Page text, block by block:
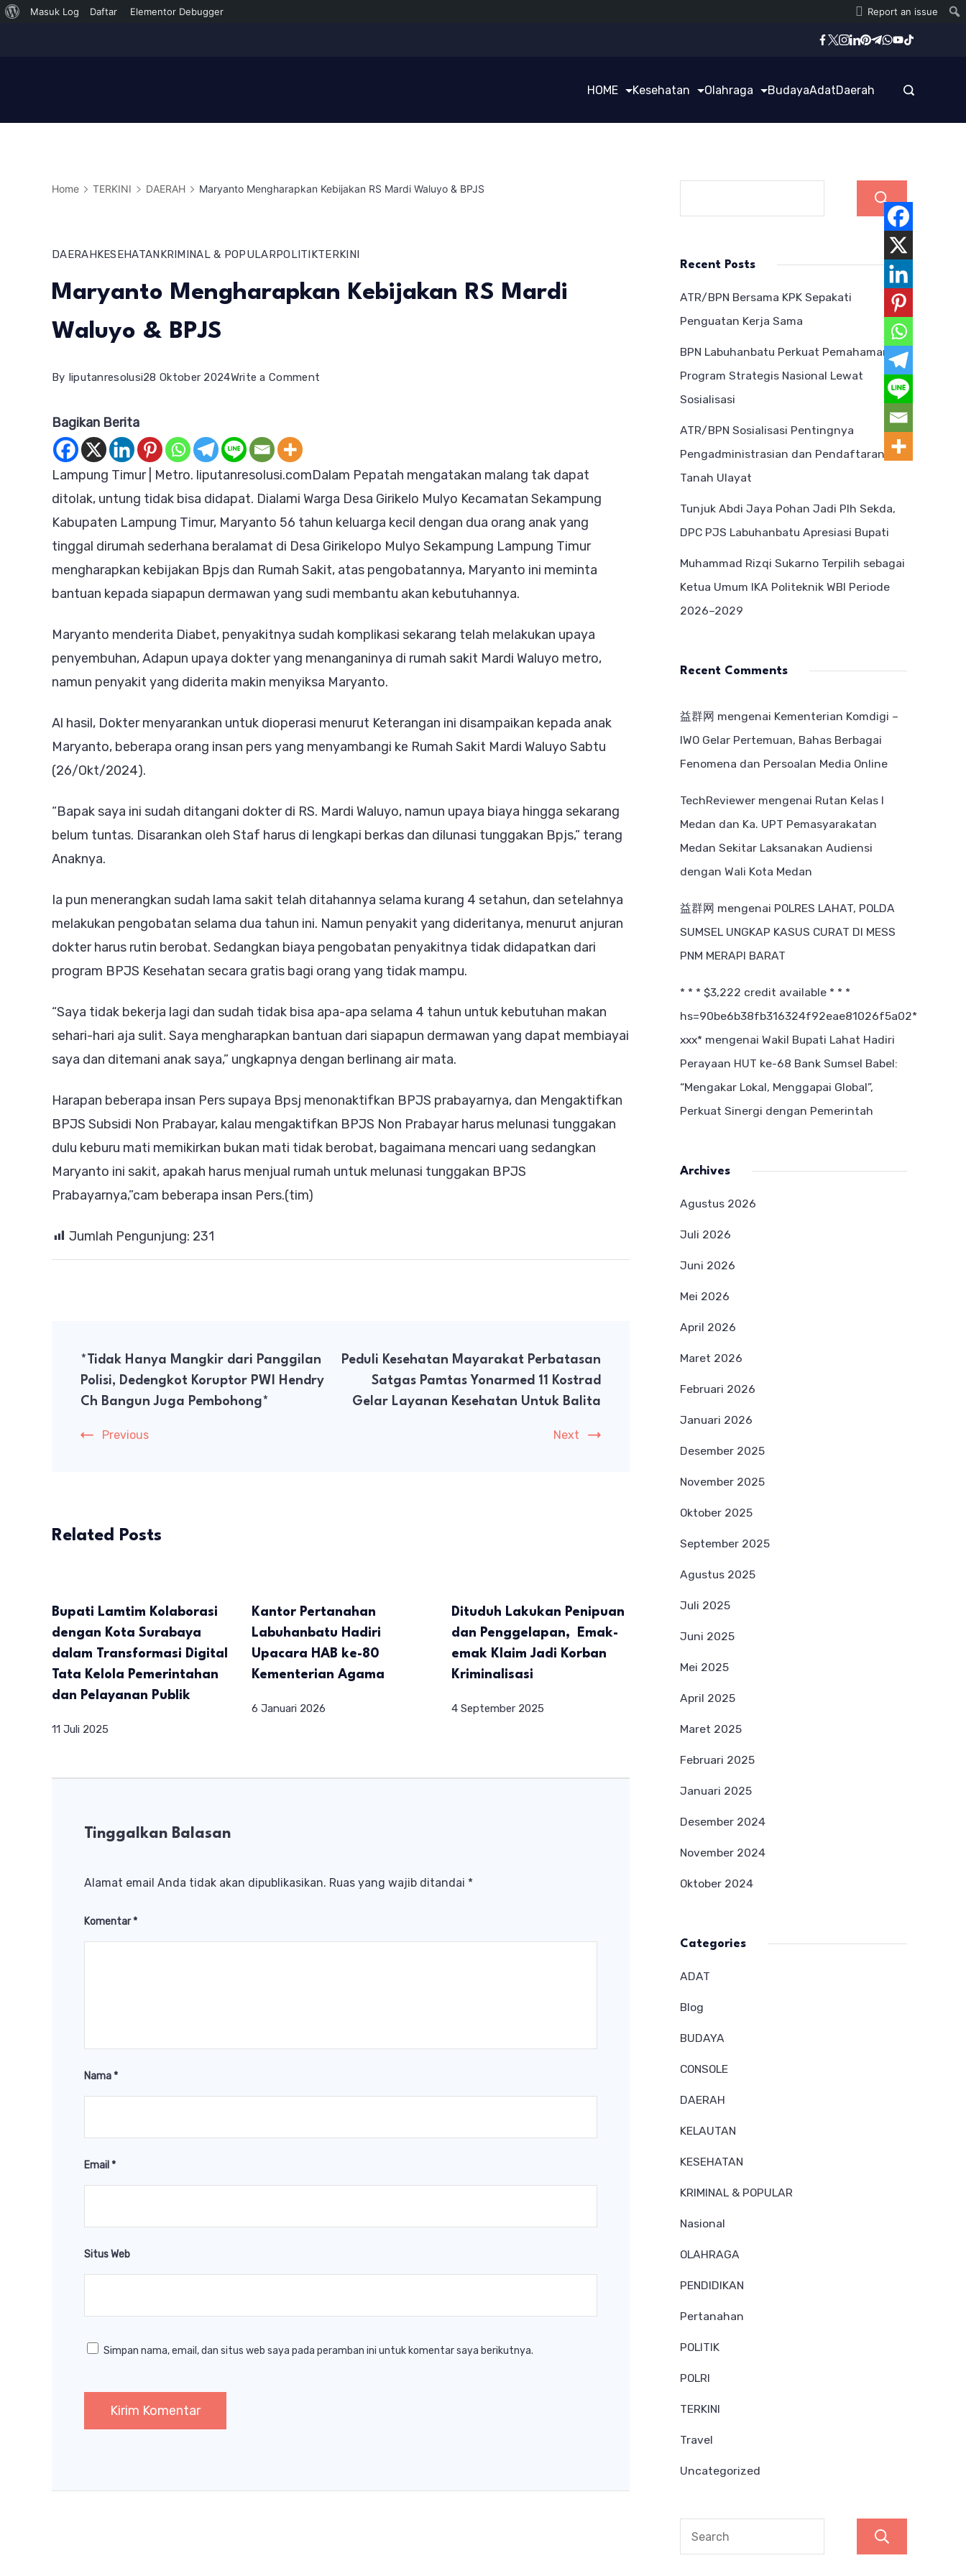
Tentang
Masuk Log Daftar Elementor Debugger Report an issue
HOME Kesehatan Olahraga BudayaAdatDaerah
Home TERKINI DAERAH Maryanto Mengharapkan Kebijakan RS Mardi Waluyo & BPJS
DAERAHKESEHATANKRIMINAL & POPULARPOLITIKTERKINI
Maryanto Mengharapkan Kebijakan RS Mardi
Waluyo & BPJS
By liputanresolusi28 Oktober 2024Write a Comment
RS
Mardi
Waluyo
&
BPJS
Bagikan Berita
Lampung Timur | Metro. liputanresolusi.comDalam Pepatah mengatakan malang tak dapat
ditolak, untung tidak bisa didapat. Dialami Warga Desa Girikelo Mulyo Kecamatan Sekampung
Kabupaten Lampung Timur, Maryanto 56 tahun keluarga kecil dengan dua orang anak yang
tinggal dirumah sederhana beralamat di Desa Girikelopo Mulyo Sekampung Lampung Timur
mengharapkan kebijakan Bpjs dan Rumah Sakit, atas pengobatannya, Maryanto ini meminta
bantuan kepada siapapun dermawan yang sudi membantu akan kebutuhannya.
Maryanto menderita Diabet, penyakitnya sudah komplikasi sekarang telah melakukan upaya
penyembuhan, Adapun upaya dokter yang menanganinya di rumah sakit Mardi Waluyo metro,
namun penyakit yang diderita makin menyiksa Maryanto.
Al hasil, Dokter menyarankan untuk dioperasi menurut Keterangan ini disampaikan kepada anak
Maryanto, beberapa orang insan pers yang menyambangi ke Rumah Sakit Mardi Waluyo Sabtu
(26/Okt/2024).
“Bapak saya ini sudah ditangani dokter di RS. Mardi Waluyo, namun upaya biaya hingga sekarang
belum tuntas. Disarankan oleh Staf harus di lengkapi berkas dan dilunasi tunggakan Bpjs,” terang
Anaknya.
Ia pun menerangkan sudah lama sakit telah ditahannya selama kurang 4 setahun, dan setelahnya
melakukan pengobatan selama dua tahun ini. Namun penyakit yang dideritanya, menurut anjuran
dokter harus rutin berobat. Sedangkan biaya pengobatan penyakitnya tidak didapatkan dari
program BPJS Kesehatan secara gratis bagi orang yang tidak mampu.
“Saya tidak bekerja lagi dan sudah tidak bisa apa-apa selama 4 tahun untuk kebutuhan makan
sehari-hari aja sulit. Saya mengharapkan bantuan dari siapapun dermawan yang dapat membiayai
saya dan ditemani anak saya,” ungkapnya dengan berlinang air mata.
Harapan beberapa insan Pers supaya Bpsj menonaktifkan BPJS prabayarnya, dan Mengaktifkan
BPJS Subsidi Non Prabayar, kalau mengaktifkan BPJS Non Prabayar harus melunasi tunggakan
dulu keburu mati memikirkan bukan mati tidak berobat, bagaimana mencari uang sedangkan
Maryanto ini sakit, apakah harus menjual rumah untuk melunasi tunggakan BPJS
Prabayarnya,”cam beberapa insan Pers.(tim)
Jumlah Pengunjung: 231
Navigation
*Tidak Hanya Mangkir dari Panggilan
Polisi, Dedengkot Koruptor PWI Hendry
Ch Bangun Juga Pembohong*
Previous
Peduli Kesehatan Mayarakat Perbatasan
Satgas Pamtas Yonarmed 11 Kostrad
Gelar Layanan Kesehatan Untuk Balita
Next
Related Posts
Bupati Lamtim Kolaborasi
dengan Kota Surabaya
dalam Transformasi Digital
Tata Kelola Pemerintahan
dan Pelayanan Publik
11 Juli 2025
Kantor Pertanahan
Labuhanbatu Hadiri
Upacara HAB ke-80
Kementerian Agama
6 Januari 2026
Dituduh Lakukan Penipuan
dan Penggelapan, Emak-
emak Klaim Jadi Korban
Kriminalisasi
4 September 2025
Tinggalkan Balasan
Alamat email Anda tidak akan dipublikasikan. Ruas yang wajib ditandai *
Komentar*
Nama*
Email *
Situs Web
Simpan nama, email, dan situs web saya pada peramban ini untuk komentar saya berikutnya.
Recent Posts
ATR/BPN Bersama KPK Sepakati
Penguatan Kerja Sama
BPN Labuhanbatu Perkuat Pemahaman
Program Strategis Nasional Lewat
Sosialisasi
ATR/BPN Sosialisasi Pentingnya
Pengadministrasian dan Pendaftaran
Tanah Ulayat
Tunjuk Abdi Jaya Pohan Jadi Plh Sekda,
DPC PJS Labuhanbatu Apresiasi Bupati
Muhammad Rizqi Sukarno Terpilih sebagai
Ketua Umum IKA Politeknik WBI Periode
2026–2029
Recent Comments
益群网 mengenai Kementerian Komdigi –
IWO Gelar Pertemuan, Bahas Berbagai
Fenomena dan Persoalan Media Online
TechReviewer mengenai Rutan Kelas I
Medan dan Ka. UPT Pemasyarakatan
Medan Sekitar Laksanakan Audiensi
dengan Wali Kota Medan
益群网 mengenai POLRES LAHAT, POLDA
SUMSEL UNGKAP KASUS CURAT DI MESS
PNM MERAPI BARAT
* * * $3,222 credit available * * *
hs=90be6b38fb316324f92eae81026f5a02*
ххх* mengenai Wakil Bupati Lahat Hadiri
Perayaan HUT ke-68 Bank Sumsel Babel:
“Mengakar Lokal, Menggapai Global”,
Perkuat Sinergi dengan Pemerintah
Archives
Agustus 2026
Juli 2026
Juni 2026
Mei 2026
April 2026
Maret 2026
Februari 2026
Januari 2026
Desember 2025
November 2025
Oktober 2025
September 2025
Agustus 2025
Juli 2025
Juni 2025
Mei 2025
April 2025
Maret 2025
Februari 2025
Januari 2025
Desember 2024
November 2024
Oktober 2024
Categories
ADAT
Blog
BUDAYA
CONSOLE
DAERAH
KELAUTAN
KESEHATAN
KRIMINAL & POPULAR
Nasional
OLAHRAGA
PENDIDIKAN
Pertanahan
POLITIK
POLRI
TERKINI
Travel
Uncategorized